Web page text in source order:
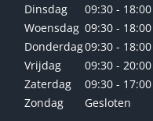
Dinsdag
09:30 - 18:00
Woensdag 09:30 - 18:00
Donderdag09:30 - 18:00
Vrijdag
09:30 - 20:00
Zaterdag
09:30 - 17:00
Zondag
Gesloten